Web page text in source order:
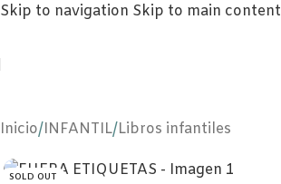
Skip to navigation Skip to main content
Inicio/INFANTIL/Libros infantiles
SOLD OUT